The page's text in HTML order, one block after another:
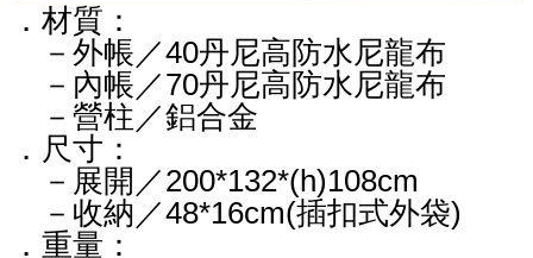
．材質：
－外帳／40丹尼高防水尼龍布
－內帳／70丹尼高防水尼龍布
－營柱／鋁合金
．尺寸：
－展開／200*132*(h)108cm
－收納／48*16cm(插扣式外袋)
．重量：